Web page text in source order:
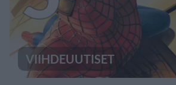
VIIHDEUUTISET